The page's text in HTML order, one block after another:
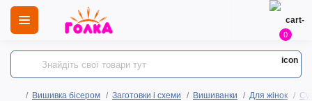
0
Вишивка бісером Заготовки і схеми Вишиванки Для жінок